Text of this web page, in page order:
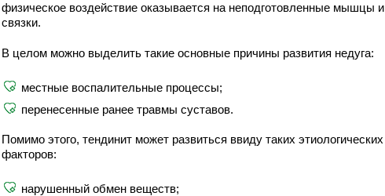
физическое воздействие оказывается на неподготовленные мышцы и
связки.
В целом можно выделить такие основные причины развития недуга:
местные воспалительные процессы;
перенесенные ранее травмы суставов.
Помимо этого, тендинит может развиться ввиду таких этиологических
факторов:
нарушенный обмен веществ;